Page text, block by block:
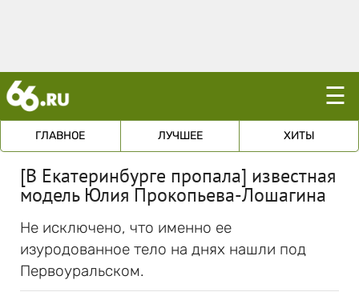
☰
ГЛАВНОЕ ЛУЧШЕЕ ХИТЫ
[В Екатеринбурге пропала] известная
модель Юлия Прокопьева-Лошагина
Не исключено, что именно ее
изуродованное тело на днях нашли под
Первоуральском.